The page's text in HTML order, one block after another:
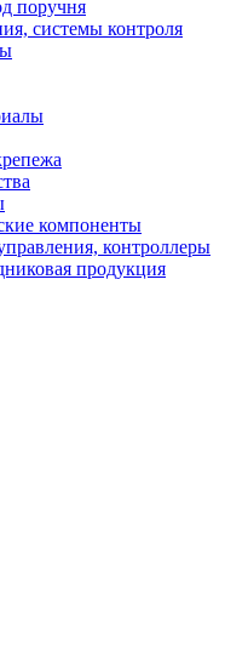
поручня
системы контроля
компоненты
контроллеры
продукция